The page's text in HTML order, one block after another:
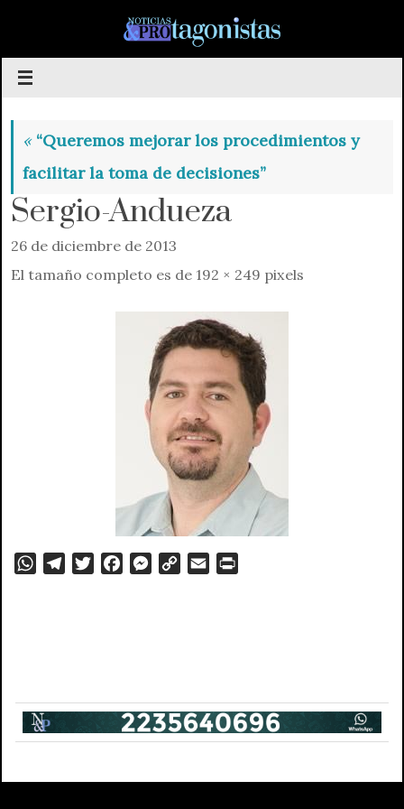
contenido
«“Queremos mejorar los procedimientos y
facilitar la toma de decisiones”
Sergio-Andueza
26 de diciembre de 2013
El tamaño completo es de 192 × 249 pixels
WhatsApp
TelegramTwitterFacebookMessenger
Copy
Email